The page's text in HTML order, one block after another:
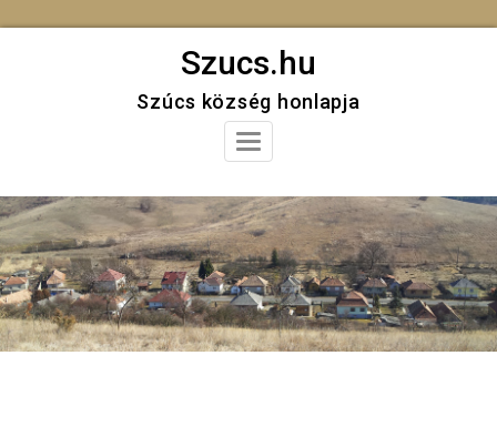
Szucs.hu
Szúcs község honlapja
Toggle